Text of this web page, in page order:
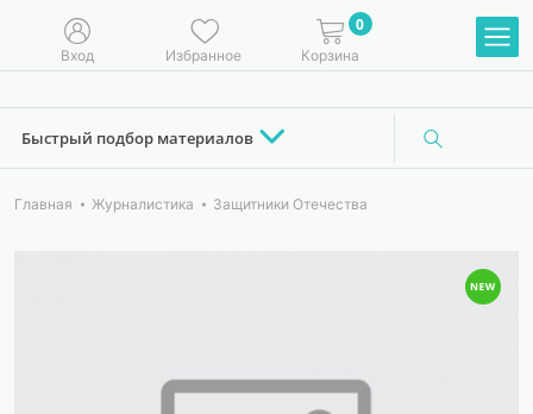
Вход Избранное
0
Корзина
Быстрый подбор материалов
Главная Журналистика Защитники Отечества